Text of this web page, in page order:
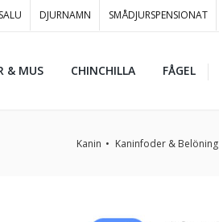
DJURNAMN SMÅDJURSPENSIONAT
& MUS CHINCHILLA FÅGEL
Kanin Kaninfoder & Belöning